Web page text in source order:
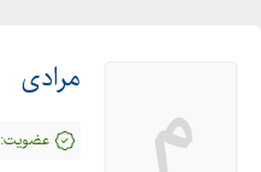
م مرادی
عضویت: